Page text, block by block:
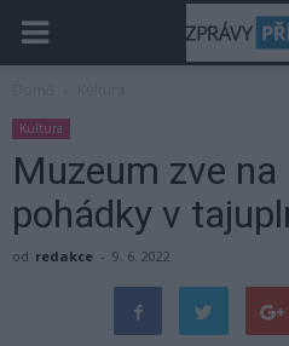
Kultura
Muzeum zve
pohádky v
od redakce - 9. 6. 2022